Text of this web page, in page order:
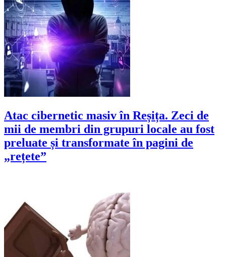
Atac cibernetic masiv în Reșița. Zeci de
mii de membri din grupuri locale au fost
preluate și transformate în pagini de
„rețete”